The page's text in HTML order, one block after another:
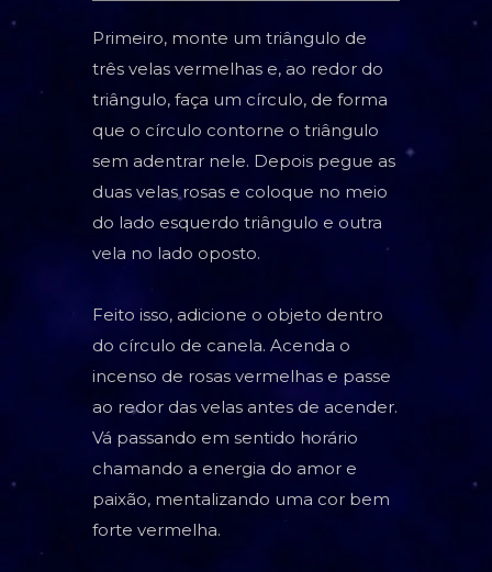
Primeiro, monte um triângulo de
três velas vermelhas e, ao redor do
triângulo, faça um círculo, de forma
que o círculo contorne o triângulo
sem adentrar nele. Depois pegue as
duas velas rosas e coloque no meio
do lado esquerdo triângulo e outra
vela no lado oposto.
Feito isso, adicione o objeto dentro
do círculo de canela. Acenda o
incenso de rosas vermelhas e passe
ao redor das velas antes de acender.
Vá passando em sentido horário
chamando a energia do amor e
paixão, mentalizando uma cor bem
forte vermelha.